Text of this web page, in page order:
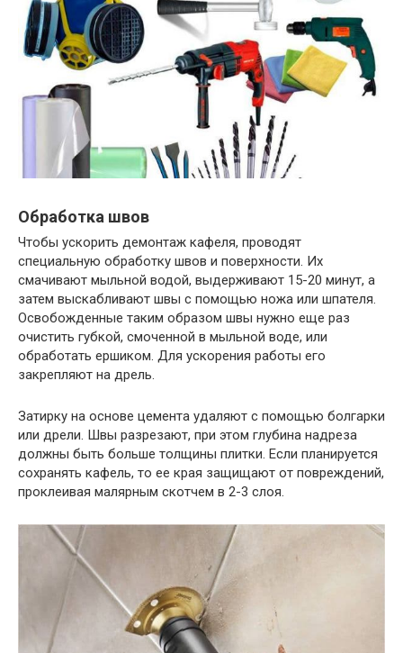
Обработка швов
Чтобы ускорить демонтаж кафеля, проводят
специальную обработку швов и поверхности. Их
смачивают мыльной водой, выдерживают 15-20 минут, а
затем выскабливают швы с помощью ножа или шпателя.
Освобожденные таким образом швы нужно еще раз
очистить губкой, смоченной в мыльной воде, или
обработать ершиком. Для ускорения работы его
закрепляют на дрель.
Затирку на основе цемента удаляют с помощью болгарки
или дрели. Швы разрезают, при этом глубина надреза
должны быть больше толщины плитки. Если планируется
сохранять кафель, то ее края защищают от повреждений,
проклеивая малярным скотчем в 2-3 слоя.